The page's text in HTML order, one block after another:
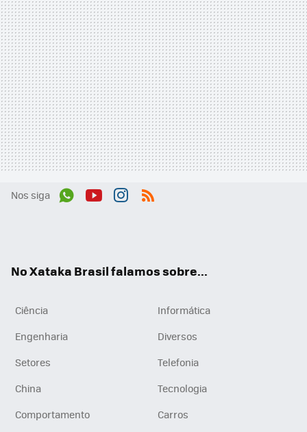
Nos siga
No Xataka Brasil falamos sobre...
Ciência
Informática
Engenharia
Diversos
Setores
Telefonia
China
Tecnologia
Comportamento
Carros